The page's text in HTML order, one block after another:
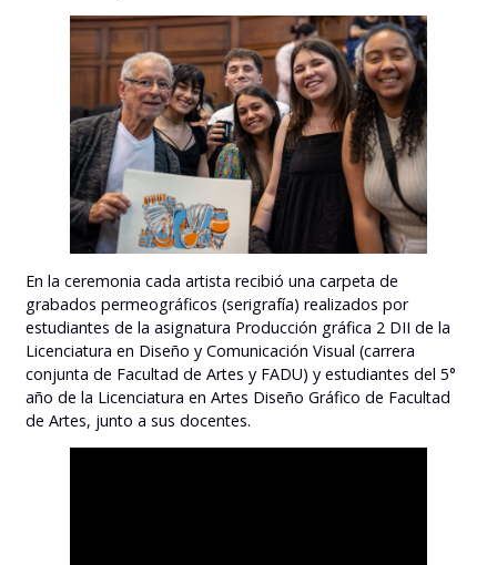
En la ceremonia cada artista recibió una carpeta de
grabados permeográficos (serigrafía) realizados por
estudiantes de la asignatura Producción gráfica 2 DII de la
Licenciatura en Diseño y Comunicación Visual (carrera
conjunta de Facultad de Artes y FADU) y estudiantes del 5°
año de la Licenciatura en Artes Diseño Gráfico de Facultad
de Artes, junto a sus docentes.